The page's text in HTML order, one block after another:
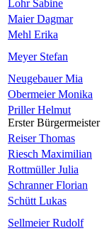
Lohr Sabine
Maier Dagmar
Mehl Erika
Meyer Stefan
Neugebauer Mia
Obermeier Monika
Priller Helmut
Erster Bürgermeister
Reiser Thomas
Riesch Maximilian
Rottmüller Julia
Schranner Florian
Schütt Lukas
Sellmeier Rudolf